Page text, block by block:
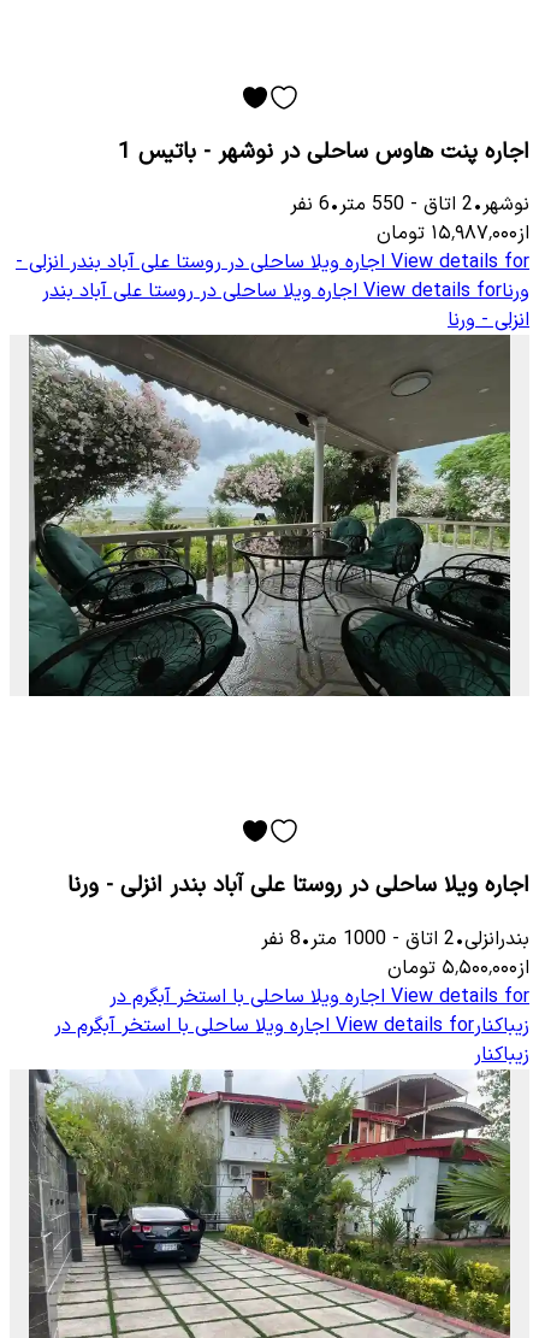
اجاره پنت هاوس ساحلی در نوشهر - باتیس 1
نوشهر•
2 اتاق -
550 متر•
6 نفر
از۱۵٬۹۸۷٬۰۰۰ تومان
View details for اجاره ویلا ساحلی در روستا علی آباد بندر انزلی -
ورناView details for اجاره ویلا ساحلی در روستا علی آباد بندر
انزلی - ورنا
اجاره ویلا ساحلی در روستا علی آباد بندر انزلی - ورنا
بندرانزلی•
2 اتاق -
1000 متر•
8 نفر
از۵٬۵۰۰٬۰۰۰ تومان
View details for اجاره ویلا ساحلی با استخر آبگرم در
زیباکنارView details for اجاره ویلا ساحلی با استخر آبگرم در
زیباکنار